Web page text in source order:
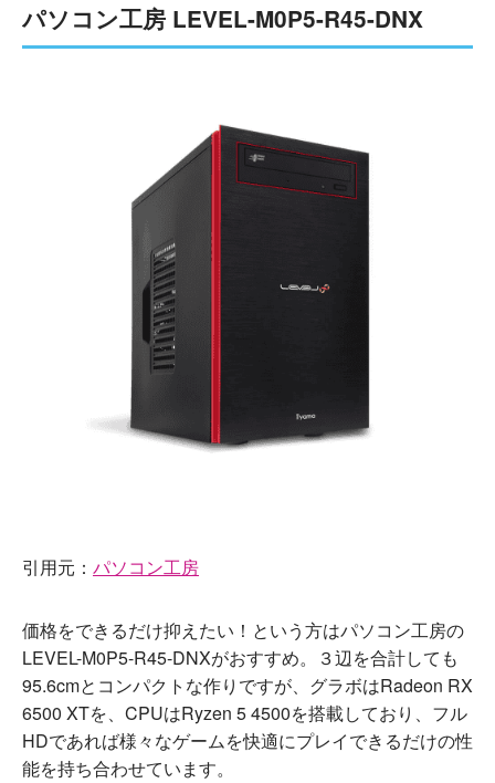
パソコン工房 LEVEL-M0P5-R45-DNX
引用元： パソコン工房
価格をできるだけ抑えたい！という方はパソコン工房の
LEVEL-M0P5-R45-DNXがおすすめ。３辺を合計しても
95.6cmとコンパクトな作りですが、グラボはRadeon RX
6500 XTを、CPUはRyzen 5 4500を搭載しており、フル
HDであれば様々なゲームを快適にプレイできるだけの性
能を持ち合わせています。